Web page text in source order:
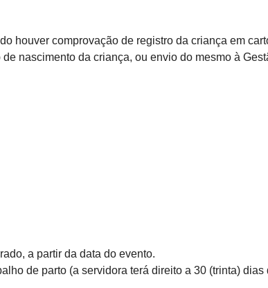
houver comprovação de registro da criança em
nascimento da criança, ou envio do mesmo à
a partir da data do evento.
de parto (a servidora terá direito a 30 (trinta) dias